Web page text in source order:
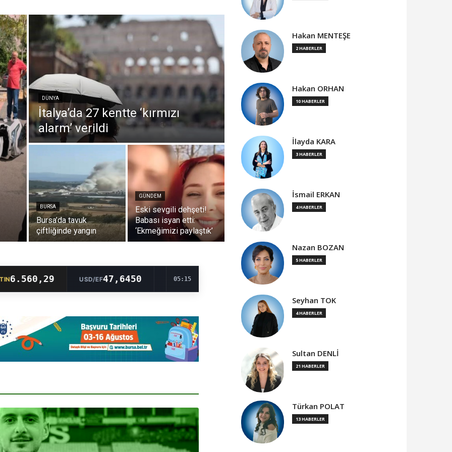
DÜNYA
İtalya’da 27 kentte ‘kırmızı
alarm’ verildi
BURSA
Bursa’da tavuk
çiftliğinde yangın
GÜNDEM
Eski sevgili dehşeti!
Babası isyan etti:
‘Ekmeğimizi paylaştık’
USD/EF 47,6450 EUR/EF 54,9911 47,4881
05:15
Hakan MENTEŞE
2 HABERLER
Hakan ORHAN
10 HABERLER
İlayda KARA
3 HABERLER
İsmail ERKAN
4 HABERLER
Nazan BOZAN
5 HABERLER
Seyhan TOK
4 HABERLER
Sultan DENLİ
21 HABERLER
Türkan POLAT
13 HABERLER